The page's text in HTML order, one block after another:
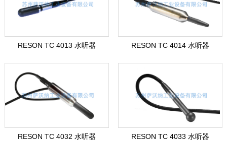
RESON TC 4013 水听器 RESON TC 4014 水听器
RESON TC 4032 水听器 RESON TC 4033 水听器